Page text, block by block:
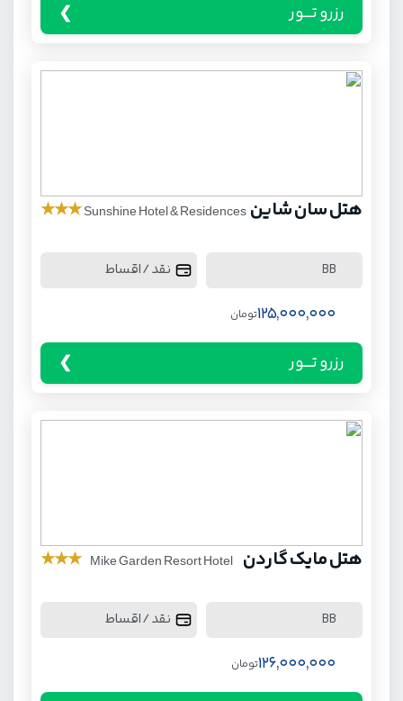
رزرو تـــور
هتل سان شاین Sunshine Hotel & Residences
★
★
★
BB نقد / اقساط
125,000,000تومان
رزرو تـــور
هتل مایک گاردن Mike Garden Resort Hotel
★
★
★
BB نقد / اقساط
126,000,000تومان